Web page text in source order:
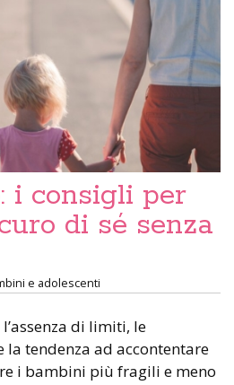
i consigli per
di sé senza
e adolescenti
di limiti, le
la tendenza ad accontentare
i bambini più fragili e meno